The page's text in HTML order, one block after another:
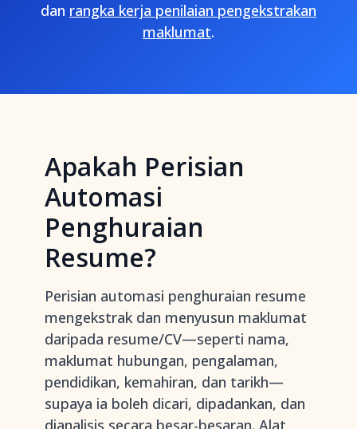
dan rangka kerja penilaian pengekstrakan
maklumat.
Apakah Perisian
Automasi
Penghuraian
Resume?
Perisian automasi penghuraian resume
mengekstrak dan menyusun maklumat
daripada resume/CV—seperti nama,
maklumat hubungan, pengalaman,
pendidikan, kemahiran, dan tarikh—
supaya ia boleh dicari, dipadankan, dan
dianalisis secara besar-besaran. Alat